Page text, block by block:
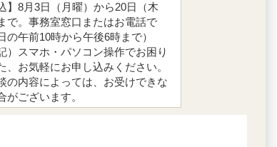
】8月3日（月曜）から20日（木
で。事務室窓口またはお電話で
の午前10時から午後6時まで）
）スマホ・パソコン操作でお困り
、お気軽にお申し込みください。
の内容によっては、お受けできな
がございます。